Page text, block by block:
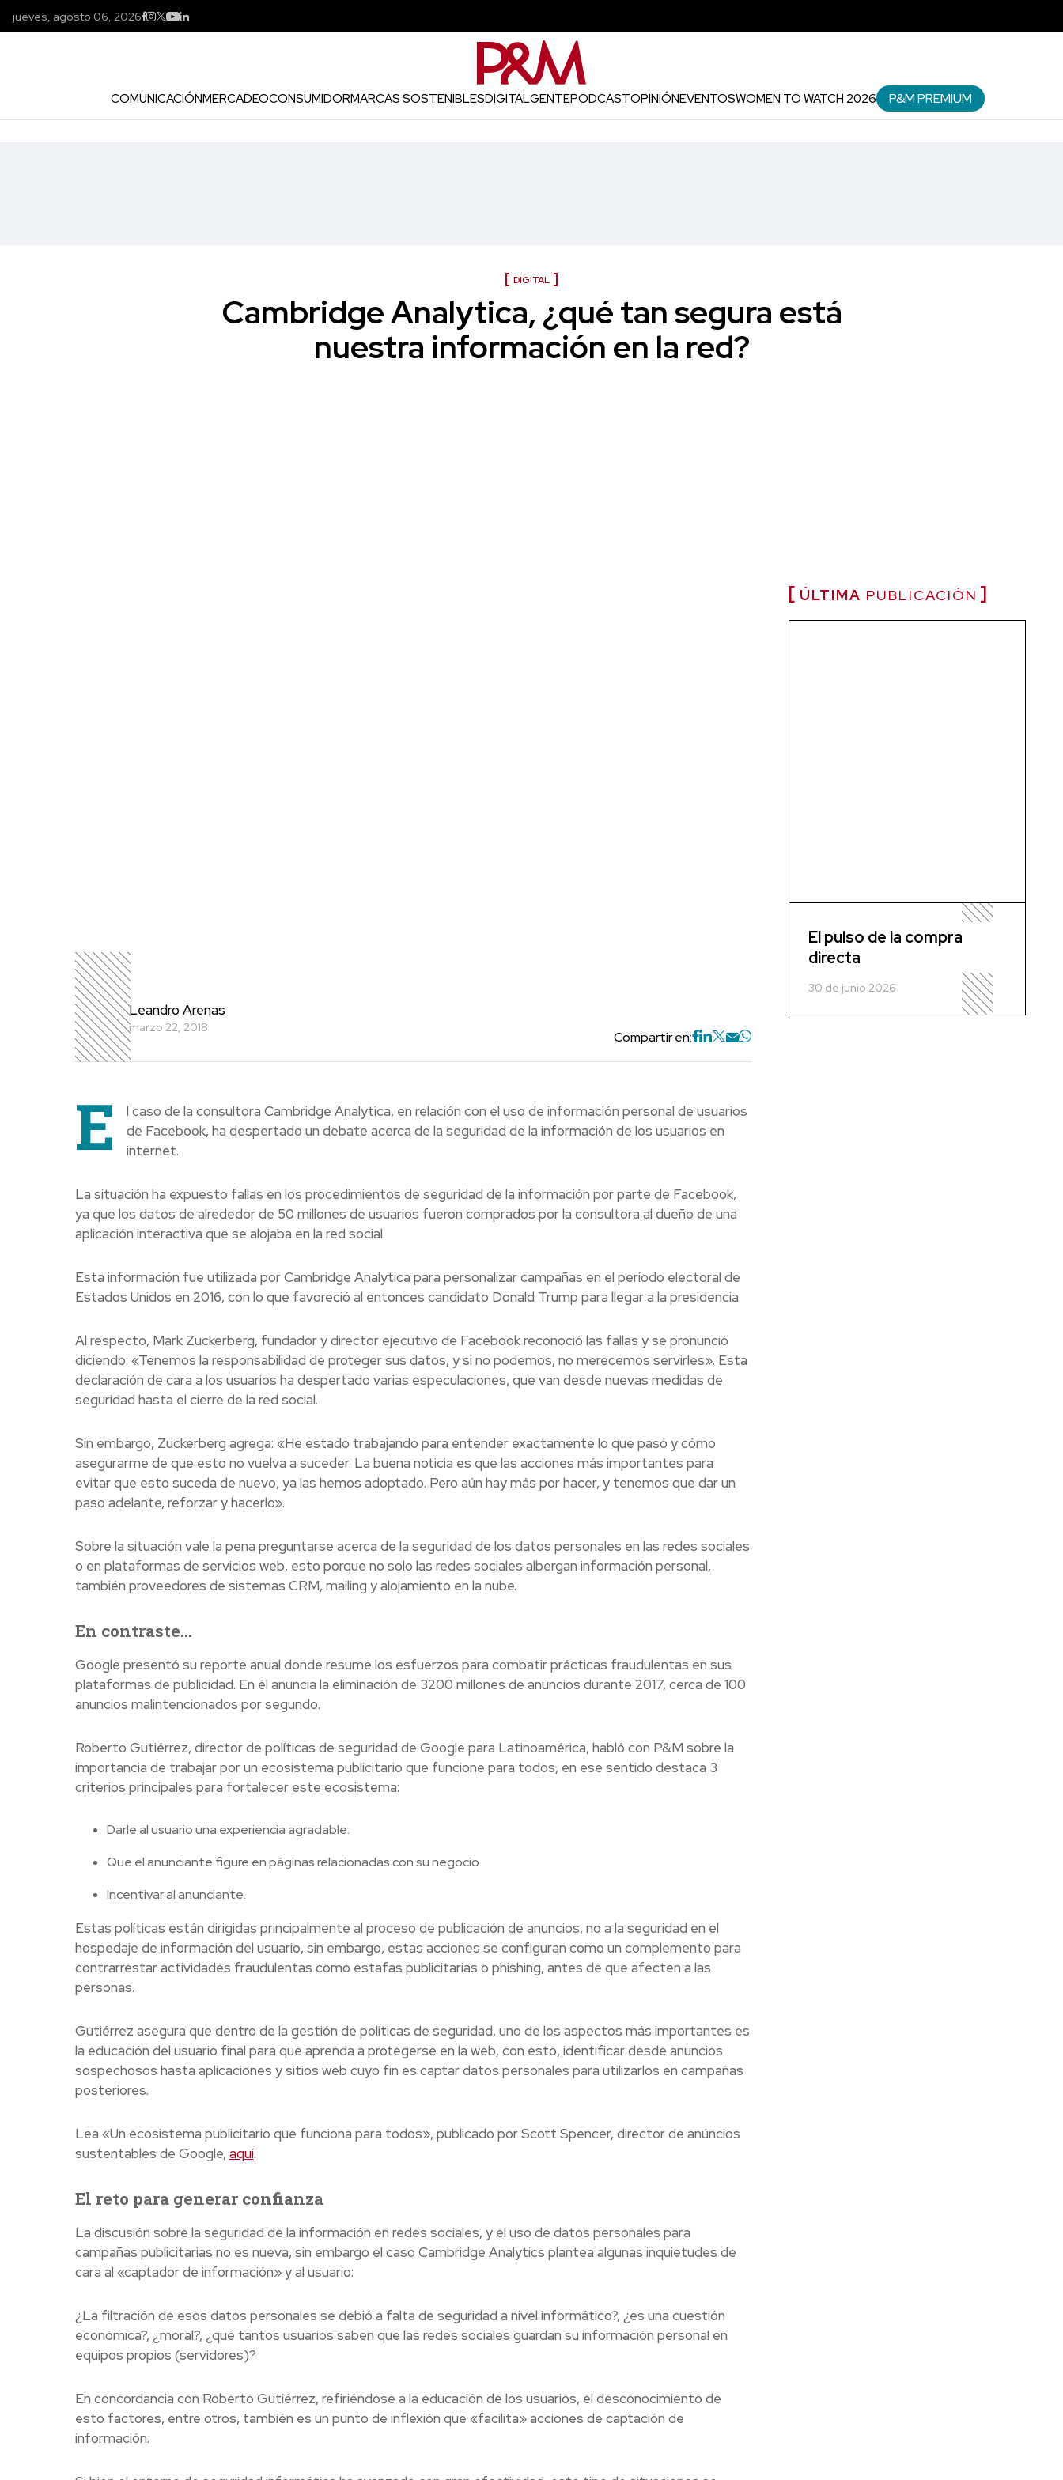
jueves, agosto 06, 2026
COMUNICACIÓNMERCADEOCONSUMIDORMARCAS SOSTENIBLESDIGITALGENTEPODCASTOPINIÓNEVENTOSWOMEN TO WATCH 2026 P&M PREMIUM
DIGITAL
Cambridge Analytica, ¿qué tan segura está
nuestra información en la red?
Leandro Arenas
marzo 22, 2018
Compartir en:
E
l caso de la consultora Cambridge Analytica, en relación con el uso de información personal de usuarios
de Facebook, ha despertado un debate acerca de la seguridad de la información de los usuarios en
internet.
La situación ha expuesto fallas en los procedimientos de seguridad de la información por parte de Facebook,
ya que los datos de alrededor de 50 millones de usuarios fueron comprados por la consultora al dueño de una
aplicación interactiva que se alojaba en la red social.
Esta información fue utilizada por Cambridge Analytica para personalizar campañas en el período electoral de
Estados Unidos en 2016, con lo que favoreció al entonces candidato Donald Trump para llegar a la presidencia.
Al respecto, Mark Zuckerberg, fundador y director ejecutivo de Facebook reconoció las fallas y se pronunció
diciendo: «Tenemos la responsabilidad de proteger sus datos, y si no podemos, no merecemos servirles». Esta
declaración de cara a los usuarios ha despertado varias especulaciones, que van desde nuevas medidas de
seguridad hasta el cierre de la red social.
Sin embargo, Zuckerberg agrega: «He estado trabajando para entender exactamente lo que pasó y cómo
asegurarme de que esto no vuelva a suceder. La buena noticia es que las acciones más importantes para
evitar que esto suceda de nuevo, ya las hemos adoptado. Pero aún hay más por hacer, y tenemos que dar un
paso adelante, reforzar y hacerlo».
Sobre la situación vale la pena preguntarse acerca de la seguridad de los datos personales en las redes sociales
o en plataformas de servicios web, esto porque no solo las redes sociales albergan información personal,
también proveedores de sistemas CRM, mailing y alojamiento en la nube.
En contraste…
Google presentó su reporte anual donde resume los esfuerzos para combatir prácticas fraudulentas en sus
plataformas de publicidad. En él anuncia la eliminación de 3200 millones de anuncios durante 2017, cerca de 100
anuncios malintencionados por segundo.
Roberto Gutiérrez, director de políticas de seguridad de Google para Latinoamérica, habló con P&M sobre la
importancia de trabajar por un ecosistema publicitario que funcione para todos, en ese sentido destaca 3
criterios principales para fortalecer este ecosistema:
Darle al usuario una experiencia agradable.
Que el anunciante figure en páginas relacionadas con su negocio.
Incentivar al anunciante.
Estas políticas están dirigidas principalmente al proceso de publicación de anuncios, no a la seguridad en el
hospedaje de información del usuario, sin embargo, estas acciones se configuran como un complemento para
contrarrestar actividades fraudulentas como estafas publicitarias o phishing, antes de que afecten a las
personas.
Gutiérrez asegura que dentro de la gestión de políticas de seguridad, uno de los aspectos más importantes es
la educación del usuario final para que aprenda a protegerse en la web, con esto, identificar desde anuncios
sospechosos hasta aplicaciones y sitios web cuyo fin es captar datos personales para utilizarlos en campañas
posteriores.
Lea «Un ecosistema publicitario que funciona para todos», publicado por Scott Spencer, director de anúncios
sustentables de Google, aquí.
El reto para generar confianza
La discusión sobre la seguridad de la información en redes sociales, y el uso de datos personales para
campañas publicitarias no es nueva, sin embargo el caso Cambridge Analytics plantea algunas inquietudes de
cara al «captador de información» y al usuario:
¿La filtración de esos datos personales se debió a falta de seguridad a nivel informático?, ¿es una cuestión
económica?, ¿moral?, ¿qué tantos usuarios saben que las redes sociales guardan su información personal en
equipos propios (servidores)?
En concordancia con Roberto Gutiérrez, refiriéndose a la educación de los usuarios, el desconocimiento de
esto factores, entre otros, también es un punto de inflexión que «facilita» acciones de captación de
información.
ÚLTIMA PUBLICACIÓN
El pulso de la compra
directa
30 de junio 2026